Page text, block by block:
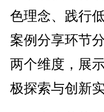
色理念、践行
案例分享环节
两个维度，展
极探索与创新实